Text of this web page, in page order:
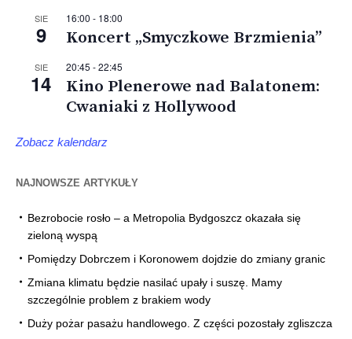
SIE
9
16:00 - 18:00
Koncert „Smyczkowe Brzmienia”
SIE
14
20:45 -22:45
Kino Plenerowe nad Balatonem:
Cwaniaki z Hollywood
Zobacz kalendarz
NAJNOWSZE ARTYKUŁY
Bezrobocie rosło – a Metropolia Bydgoszcz okazała się
zieloną wyspą
Pomiędzy Dobrczem i Koronowem dojdzie do zmiany granic
Zmiana klimatu będzie nasilać upały i suszę. Mamy
szczególnie problem z brakiem wody
Duży pożar pasażu handlowego. Z części pozostały zgliszcza